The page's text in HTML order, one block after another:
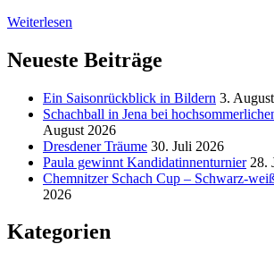
Weiterlesen
Neueste Beiträge
Ein Saisonrückblick in Bildern 3.
Schachball in Jena bei
August 2026
Dresdener Träume 30. Juli 2026
Paula gewinnt Kandidatinnenturnier 28.
Chemnitzer Schach Cup – Schwarz-
2026
Kategorien